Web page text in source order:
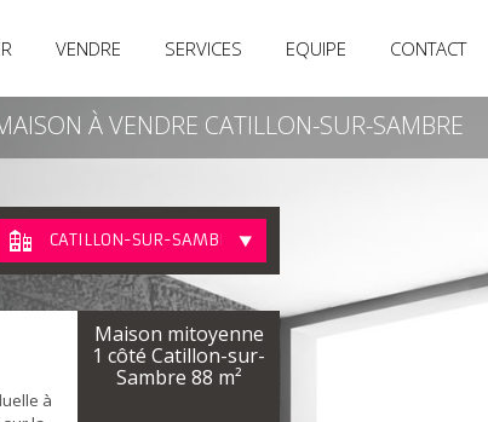
VENDRE SERVICES EQUIPE CONTACT
À VENDRE CATILLON-SUR-SAMBRE
CATILLON-SUR-SAMBRE
à
Maison mitoyenne
1 côté Catillon-sur-
Sambre 88 m²